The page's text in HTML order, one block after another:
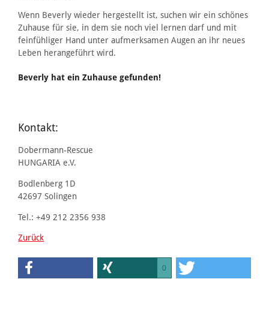
Wenn Beverly wieder hergestellt ist, suchen wir ein schönes
Zuhause für sie, in dem sie noch viel lernen darf und mit
feinfühliger Hand unter aufmerksamen Augen an ihr neues
Leben herangeführt wird.
Beverly hat ein Zuhause gefunden!
Kontakt:
Dobermann-Rescue
HUNGARIA e.V.
Bodlenberg 1D
42697 Solingen
Tel.: +49 212 2356 938
Zurück
0